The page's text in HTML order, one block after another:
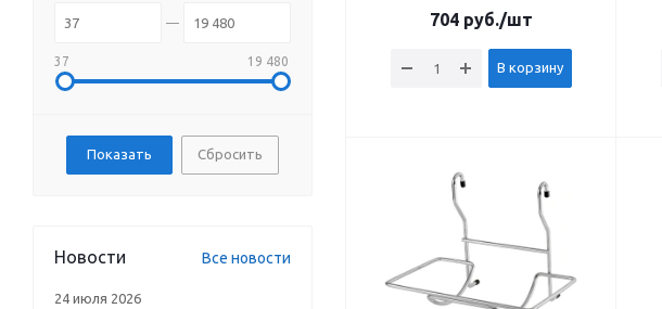
704 руб./шт
В корзину
37 19 480
Сбросить
Новости Все новости
24 июля 2026